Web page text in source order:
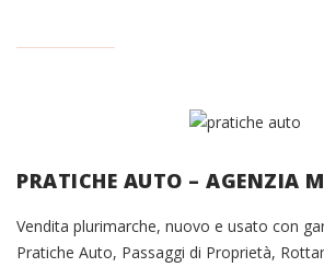
PRATICHE AUTO – AGENZIA
Vendita plurimarche, nuovo e usato con
Pratiche Auto, Passaggi di Proprietà,